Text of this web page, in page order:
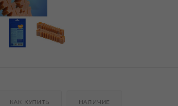
КАК КУПИТЬ НАЛИЧИЕ